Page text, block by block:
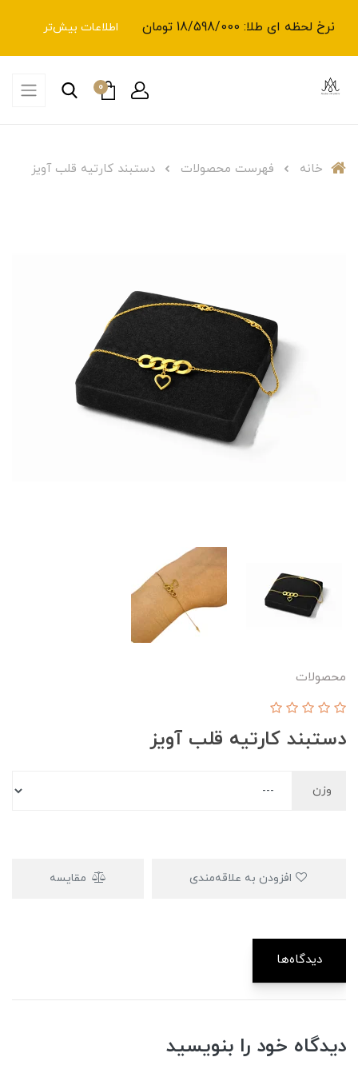
نرخ لحظه ای طلا: 18/598/000 تومان اطلاعات بیش‌تر
0
خانه فهرست محصولات دستبند کارتیه قلب آویز
محصولات
دستبند کارتیه قلب آویز
وزن
مقایسه
دیدگاه‌ها
دیدگاه خود را بنویسید